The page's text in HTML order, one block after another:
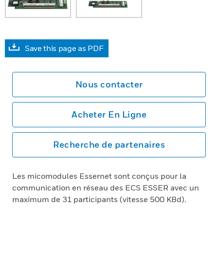
Save this page as PDF
Nous contacter
Acheter En Ligne
Recherche de partenaires
Les micomodules Essernet sont conçus pour la
communication en réseau des ECS ESSER avec un
maximum de 31 participants (vitesse 500 KBd).